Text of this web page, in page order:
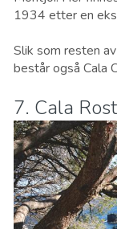
1934 etter en
Slik som resten
består også Cala
7. Cala